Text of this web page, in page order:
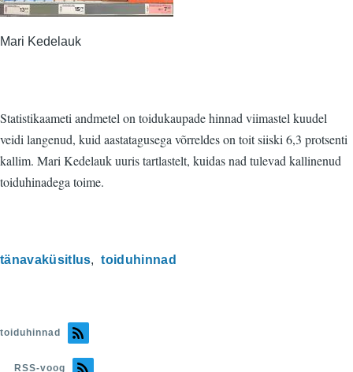
Mari Kedelauk
Statistikaameti andmetel on toidukaupade hinnad viimastel kuudel
veidi langenud, kuid aastatagusega võrreldes on toit siiski 6,3 protsenti
kallim. Mari Kedelauk uuris tartlastelt, kuidas nad tulevad kallinenud
toiduhinadega toime.
tänavaküsitlus toiduhinnad
toiduhinnad
RSS-voog